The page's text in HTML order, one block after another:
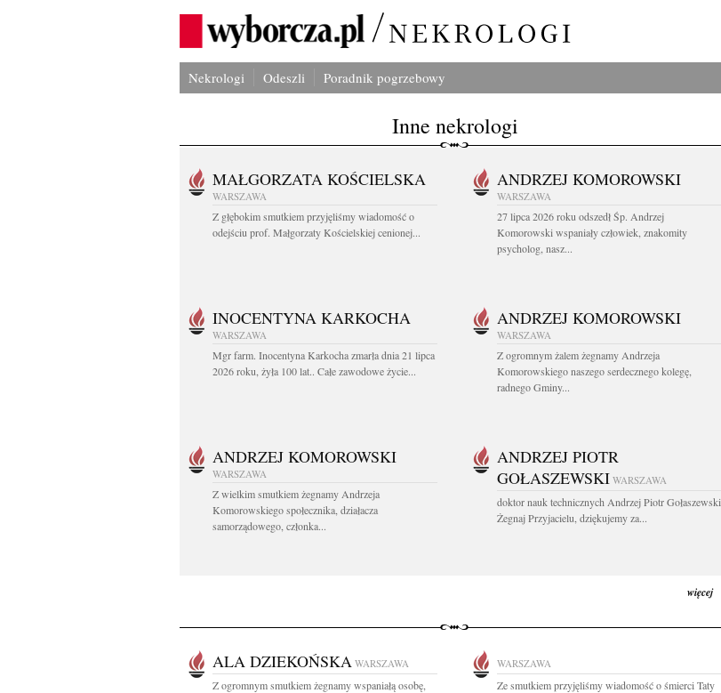
Nekrologi Odeszli Poradnik pogrzebowy
Inne nekrologi
MAŁGORZATA KOŚCIELSKA
WARSZAWA
Z głębokim smutkiem przyjęliśmy wiadomość o
odejściu prof. Małgorzaty Kościelskiej cenionej...
ANDRZEJ KOMOROWSKI
WARSZAWA
27 lipca 2026 roku odszedł Śp. Andrzej
Komorowski wspaniały człowiek, znakomity
psycholog, nasz...
INOCENTYNA KARKOCHA
WARSZAWA
Mgr farm. Inocentyna Karkocha zmarła dnia 21 lipca
2026 roku, żyła 100 lat.. Całe zawodowe życie...
ANDRZEJ KOMOROWSKI
WARSZAWA
Z ogromnym żalem żegnamy Andrzeja
Komorowskiego naszego serdecznego kolegę,
radnego Gminy...
ANDRZEJ KOMOROWSKI
WARSZAWA
Z wielkim smutkiem żegnamy Andrzeja
Komorowskiego społecznika, działacza
samorządowego, członka...
ANDRZEJ PIOTR
GOŁASZEWSKI WARSZAWA
doktor nauk technicznych Andrzej Piotr Gołaszewski
Żegnaj Przyjacielu, dziękujemy za...
więcej
ALA DZIEKOŃSKA WARSZAWA
Z ogromnym smutkiem żegnamy wspaniałą osobę,
WARSZAWA
Ze smutkiem przyjęliśmy wiadomość o śmierci Taty